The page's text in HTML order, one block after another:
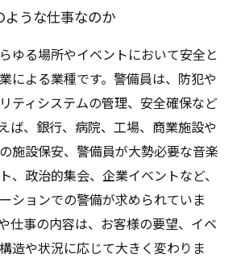
うな仕事なのか
ゆる場所やイベントにおいて安全と
による業種です。警備員は、防犯や
ティシステムの管理、安全確保など
ば、銀行、病院、工場、商業施設や
施設保安、警備員が大勢必要な音楽
、政治的集会、企業イベントなど、
ションでの警備が求められていま
仕事の内容は、お客様の要望、イベ
造や状況に応じて大きく変わりま